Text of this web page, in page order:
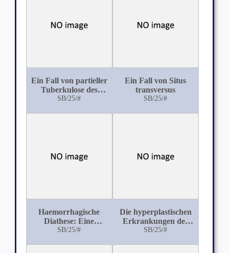
Ein Fall von partieller
Tuberkulose des
Herzbeutels
SB/25/#
Ein Fall von Situs
transversus
SB/25/#
Haemorrhagische
Diathese: Eine
Infektionskrankheit
SB/25/#
Die hyperplastischen
Erkrankungen der
haematopoëtischen
SB/25/#